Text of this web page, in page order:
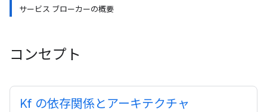
サービス ブローカーの概要
コンセプト
Kf の依存関係とアーキテクチャ